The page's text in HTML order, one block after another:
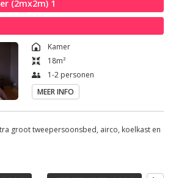
(2mx2m) 1
Kamer
18m²
1-2 personen
MEER INFO
groot tweepersoonsbed, airco, koelkast en